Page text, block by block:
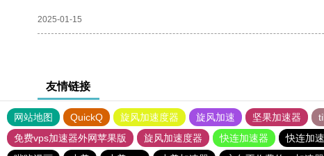
2025-01-15
友情链接
网站地图 QuickQ 旋风加速度器 旋风加速 坚果加速器
免费vps加速器外网苹果版
旋风加速度器 快连加速器 快连加